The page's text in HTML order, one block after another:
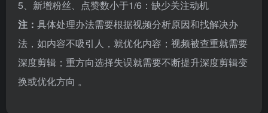
5、新增粉丝、点赞数小于1/6：缺少关注动机
注 ： 具体处理办法需要根据视频分析原因和找解决办
法，如内容不吸引人，就优化内容；视频被查重就需要
深度剪辑；重方向选择失误就需要不断提升深度剪辑变
换或优化方向 。